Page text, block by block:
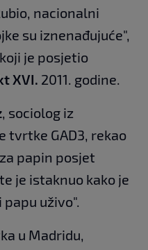
nacionalni
su iznenađujuće",
je posjetio
XVI. 2011. godine.
, sociolog iz
tvrtke GAD3, rekao
papin posjet
je istaknuo kako je
uživo".
u Madridu,